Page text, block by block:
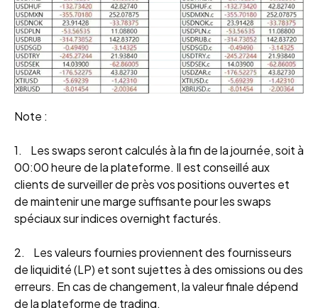
Note :
1. Les swaps seront calculés à la fin de la journée, soit à
00:00 heure de la plateforme. Il est conseillé aux
clients de surveiller de près vos positions ouvertes et
de maintenir une marge suffisante pour les swaps
spéciaux sur indices overnight facturés.
2. Les valeurs fournies proviennent des fournisseurs
de liquidité (LP) et sont sujettes à des omissions ou des
erreurs. En cas de changement, la valeur finale dépend
de la plateforme de trading.